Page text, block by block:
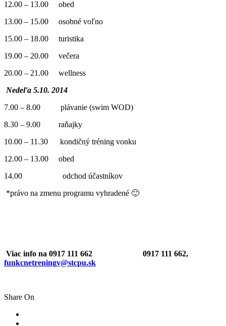
12.00 – 13.00 obed
13.00 – 15.00 osobné voľno
15.00 – 18.00 turistika
19.00 – 20.00 večera
20.00 – 21.00 wellness
Nedeľa 5.10. 2014
7.00 – 8.00 plávanie (swim WOD)
8.30 – 9.00 raňajky
10.00 – 11.30 kondičný tréning vonku
12.00 – 13.00 obed
14.00 odchod účastníkov
*právo na zmenu programu vyhradené 🙂
Viac info na 0917 111 662 0917 111 662,
funkcnetreningy@stcpu.sk
Share On